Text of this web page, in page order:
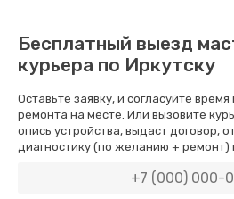
Бесплатный выезд
курьера по Иркутску
Оставьте заявку, и согласуйте
ремонта на месте. Или вызовите
опись устройства, выдаст договор,
диагностику (по желанию + ремонт)